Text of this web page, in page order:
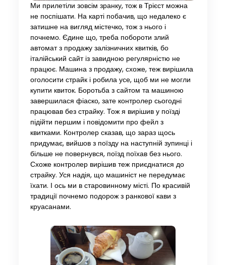
Ми прилетіли зовсім зранку, тож в Трієст можна
не поспішати. На карті побачив, що недалеко є
затишне на вигляд містечко, тож з нього і
почнемо. Єдине що, треба побороти злий
автомат з продажу залізничних квитків, бо
італійський сайт із завидною регулярністю не
працює. Машина з продажу, схоже, теж вирішила
оголосити страйк і робила усе, щоб ми не могли
купити квиток. Боротьба з сайтом та машиною
завершилася фіаско, зате контролер сьогодні
працював без страйку. Тож я вирішив у поїзді
підійти першим і повідомити про фейл з
квитками. Контролер сказав, що зараз щось
придумає, вийшов з поїзду на наступній зупинці і
більше не повернувся, поїзд поїхав без нього.
Схоже контролер вирішив теж приєднатися до
страйку. Уся надія, що машиніст не передумає
їхати. І ось ми в старовинному місті. По красивій
традиції почнемо подорож з ранкової кави з
круасанами.